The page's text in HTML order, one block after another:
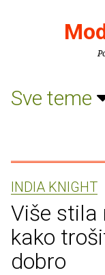
Sve teme
INDIA KNIGHT
Više stila
kako
dobro